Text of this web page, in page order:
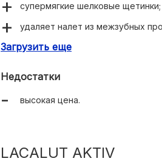
супермягкие шелковые щетинки;
удаляет налет из межзубных
подходит для массажа десен;
Загрузить еще
Недостатки
высокая цена.
LACALUT AKTIV